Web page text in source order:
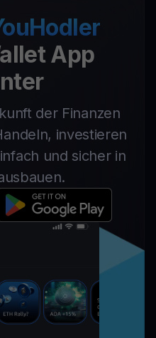
App
der Finanzen
investieren
und sicher in